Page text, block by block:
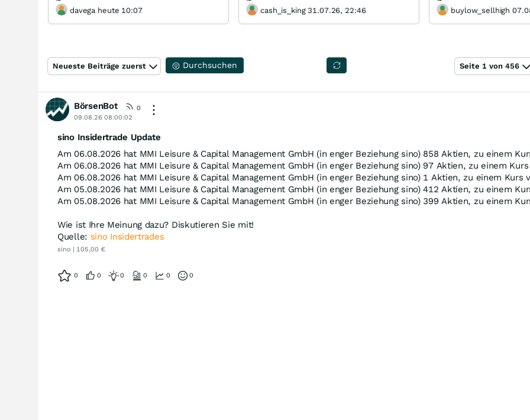
davega heute 10:07
cash_is_king 31.07.26, 22:46
buylow_sellhigh
Neueste Beiträge zuerst Durchsuchen Seite 1 von 456
BörsenBot
0
09.08.26 08:00:02
sino Insidertrade Update
Am 06.08.2026 hat MMI Leisure & Capital Management GmbH (in enger Beziehung sino) 858 Aktien, zu einem
Am 06.08.2026 hat MMI Leisure & Capital Management GmbH (in enger Beziehung sino) 97 Aktien, zu einem
Am 06.08.2026 hat MMI Leisure & Capital Management GmbH (in enger Beziehung sino) 1 Aktien, zu einem Kurs
Am 05.08.2026 hat MMI Leisure & Capital Management GmbH (in enger Beziehung sino) 412 Aktien, zu einem
Am 05.08.2026 hat MMI Leisure & Capital Management GmbH (in enger Beziehung sino) 399 Aktien, zu einem
Wie ist Ihre Meinung dazu? Diskutieren Sie mit!
Quelle: sino Insidertrades
sino | 105,00 €
0 0 0 0 0 0